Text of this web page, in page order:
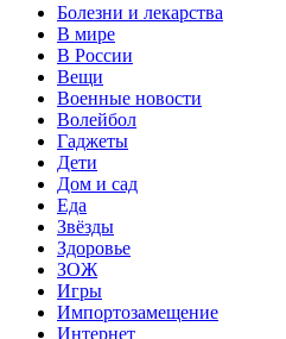
Болезни и лекарства
В мире
В России
Вещи
Военные новости
Волейбол
Гаджеты
Дети
Дом и сад
Еда
Звёзды
Здоровье
ЗОЖ
Игры
Импортозамещение
Интернет